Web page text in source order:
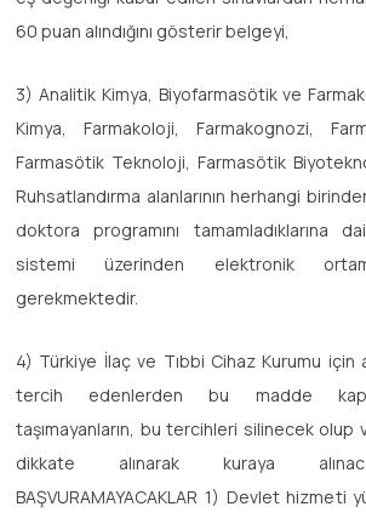
60 puan alındığını gösterir belgeyi,
3) Analitik Kimya, Biyofarmasötik ve
Kimya, Farmakoloji, Farmakognozi,
Farmasötik Teknoloji, Farmasötik
Ruhsatlandırma alanlarının herhangi
doktora programını tamamladıklarına
sistemi üzerinden elektronik
gerekmektedir.
4) Türkiye İlaç ve Tıbbi Cihaz Kurumu için
tercih edenlerden bu madde
taşımayanların, bu tercihleri silinecek
dikkate alınarak kuraya
BAŞVURAMAYACAKLAR 1) Devlet hizmeti